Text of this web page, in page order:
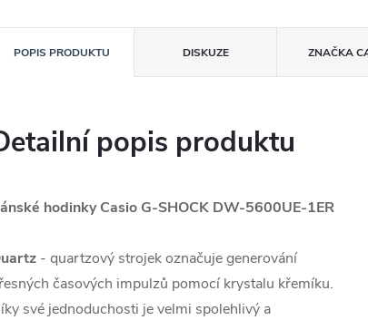
POPIS PRODUKTU DISKUZE ZNAČKA
popis produktu
hodinky Casio G-SHOCK DW-5600UE-1ER
- quartzový strojek označuje generování
časových impulzů pomocí krystalu křemíku.
své jednoduchosti je velmi spolehlivý a